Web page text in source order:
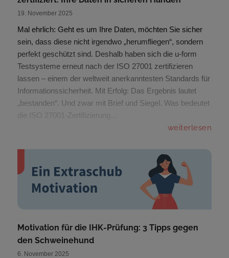
19. November 2025
Mal ehrlich: Geht es um Ihre Daten, möchten Sie sicher
sein, dass diese nicht irgendwo „herumfliegen“, sondern
perfekt geschützt sind. Deshalb haben sich die u-form
Testsysteme erneut nach der ISO 27001 zertifizieren
lassen – einem der weltweit anerkanntesten Standards für
Informationssicherheit. Mit Erfolg: Das Ergebnis lautet
„bestanden“. Und zwar mit Brief und Siegel. Was bedeutet
die ISO 27001-Zertifizierung…
weiterlesen
Motivation für die IHK-Prüfung: 3 Tipps gegen
den Schweinehund
6. November 2025